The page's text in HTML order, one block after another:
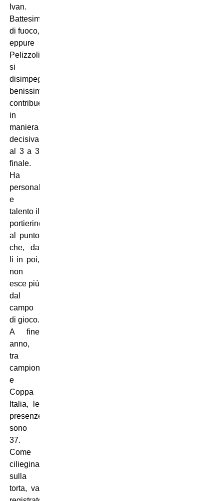
Ivan.
Battesimo
di fuoco,
eppure
Pelizzoli
si
disimpegna
benissimo,
contribuendo
in
maniera
decisiva
al 3 a 3
finale.
Ha
personalità
e
talento il
portierino
al punto
che, da
lì in poi,
non
esce più
dal
campo
di gioco.
A fine
anno,
tra
campionato
e
Coppa
Italia, le
presenze
sono
37.
Come
ciliegina
sulla
torta, va